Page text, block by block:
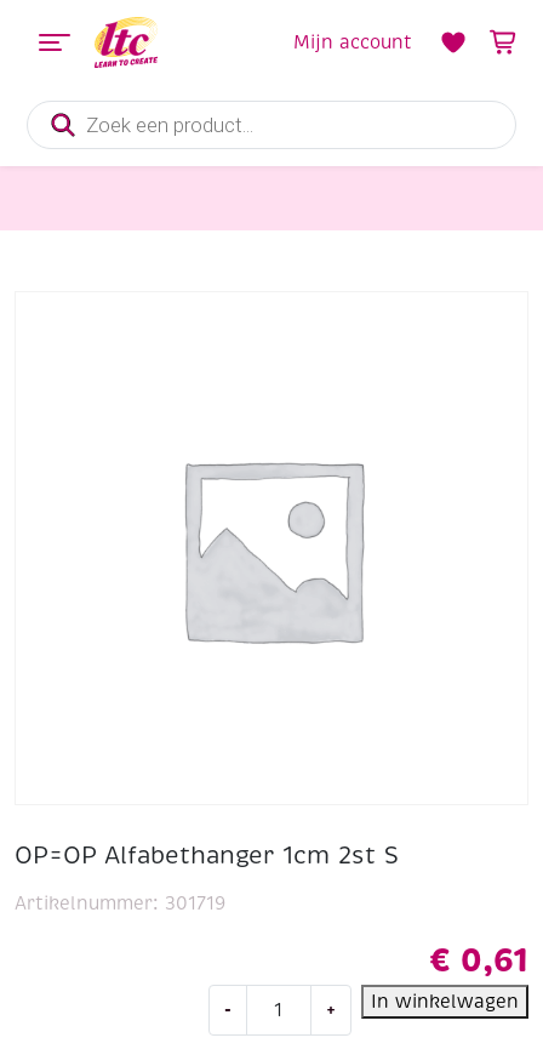
Producten
zoeken
Mijn account
OP=OP Alfabethanger 1cm 2st S
€ 0,61
-
Alfabethanger
+ In winkelwagen
Artikelnummer: 301719